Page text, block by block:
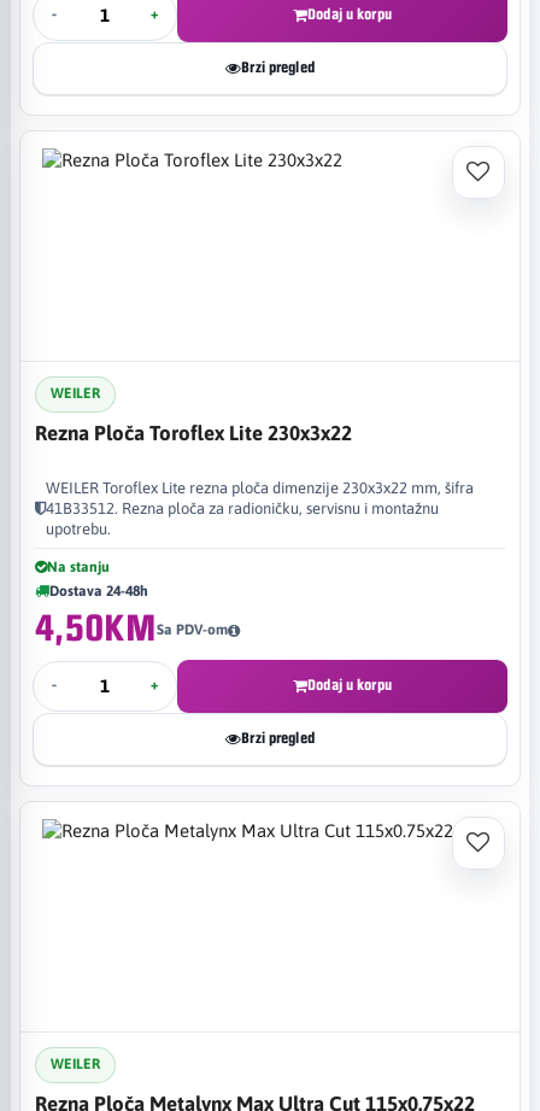
- + Dodaj u korpu
Brzi pregled
WEILER
Rezna Ploča Toroflex Lite 230x3x22
WEILER Toroflex Lite rezna ploča dimenzije 230x3x22 mm, šifra
41B33512. Rezna ploča za radioničku, servisnu i montažnu
upotrebu.
Na stanju
Dostava 24-48h
4,50KMSa PDV-om
- + Dodaj u korpu
Brzi pregled
WEILER
Rezna Ploča Metalynx Max Ultra Cut 115x0.75x22